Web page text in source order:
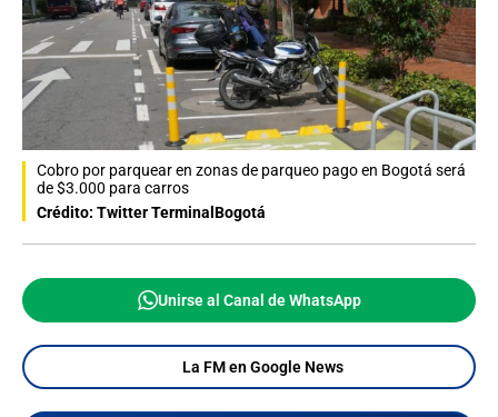
Cobro por parquear en zonas de parqueo pago en Bogotá será
de $3.000 para carros
Crédito: Twitter TerminalBogotá
Unirse al Canal de WhatsApp
La FM en Google News